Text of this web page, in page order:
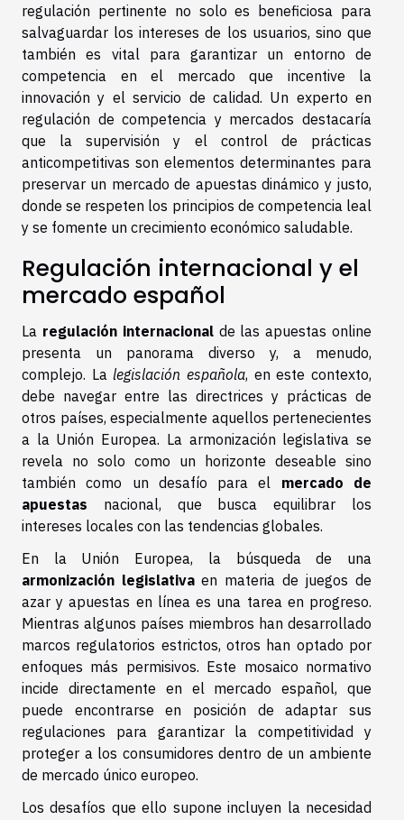
regulación pertinente no solo es beneficiosa para
salvaguardar los intereses de los usuarios, sino que
también es vital para garantizar un entorno de
competencia en el mercado que incentive la
innovación y el servicio de calidad. Un experto en
regulación de competencia y mercados destacaría
que la supervisión y el control de prácticas
anticompetitivas son elementos determinantes para
preservar un mercado de apuestas dinámico y justo,
donde se respeten los principios de competencia leal
y se fomente un crecimiento económico saludable.
Regulación internacional y el
mercado español
La regulación internacionalde las apuestas online
presenta un panorama diverso y, a menudo,
complejo. Lalegislación española, en este contexto,
debe navegar entre las directrices y prácticas de
otros países, especialmente aquellos pertenecientes
a la Unión Europea. La armonización legislativa se
revela no solo como un horizonte deseable sino
también como un desafío para el mercado de
apuestas nacional, que busca equilibrar los
intereses locales con las tendencias globales.
En la Unión Europea, la búsqueda de una
armonización legislativaen materia de juegos de
azar y apuestas en línea es una tarea en progreso.
Mientras algunos países miembros han desarrollado
marcos regulatorios estrictos, otros han optado por
enfoques más permisivos. Este mosaico normativo
incide directamente en el mercado español, que
puede encontrarse en posición de adaptar sus
regulaciones para garantizar la competitividad y
proteger a los consumidores dentro de un ambiente
de mercado único europeo.
Los desafíos que ello supone incluyen la necesidad